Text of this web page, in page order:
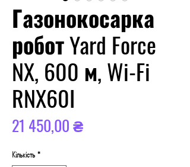
Газонокосарка
робот Yard Force
NX, 600 м, Wi-Fi
RNX60I
21 450,00 ₴Ціна
Кількість *